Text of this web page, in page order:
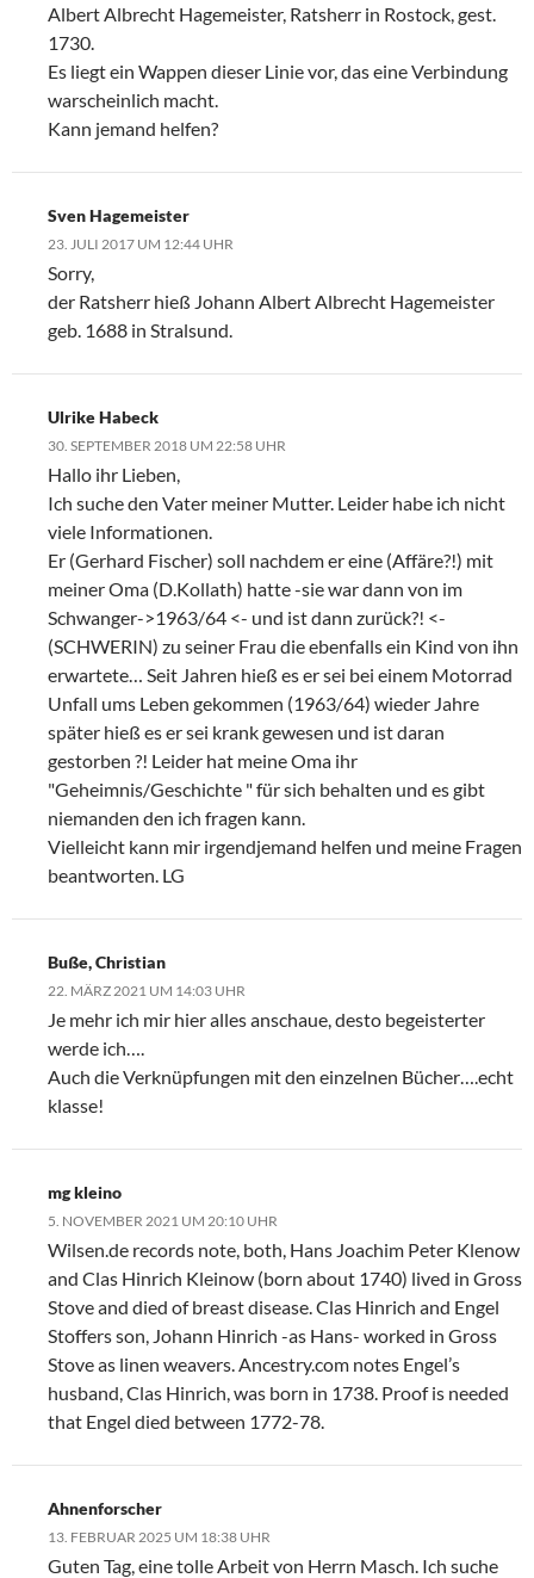
Albert Albrecht Hagemeister, Ratsherr in Rostock, gest.
1730.
Es liegt ein Wappen dieser Linie vor, das eine Verbindung
warscheinlich macht.
Kann jemand helfen?
Sven Hagemeister
23. JULI 2017 UM 12:44 UHR
Sorry,
der Ratsherr hieß Johann Albert Albrecht Hagemeister
geb. 1688 in Stralsund.
Ulrike Habeck
30. SEPTEMBER 2018 UM 22:58 UHR
Hallo ihr Lieben,
Ich suche den Vater meiner Mutter. Leider habe ich nicht
viele Informationen.
Er (Gerhard Fischer) soll nachdem er eine (Affäre?!) mit
meiner Oma (D.Kollath) hatte -sie war dann von im
Schwanger->1963/64 <- und ist dann zurück?! <-
(SCHWERIN) zu seiner Frau die ebenfalls ein Kind von ihn
erwartete… Seit Jahren hieß es er sei bei einem Motorrad
Unfall ums Leben gekommen (1963/64) wieder Jahre
später hieß es er sei krank gewesen und ist daran
gestorben ?! Leider hat meine Oma ihr
"Geheimnis/Geschichte " für sich behalten und es gibt
niemanden den ich fragen kann.
Vielleicht kann mir irgendjemand helfen und meine Fragen
beantworten. LG
Buße, Christian
22. MÄRZ 2021 UM 14:03 UHR
Je mehr ich mir hier alles anschaue, desto begeisterter
werde ich….
Auch die Verknüpfungen mit den einzelnen Bücher….echt
klasse!
mg kleino
5. NOVEMBER 2021 UM 20:10 UHR
Wilsen.de records note, both, Hans Joachim Peter Klenow
and Clas Hinrich Kleinow (born about 1740) lived in Gross
Stove and died of breast disease. Clas Hinrich and Engel
Stoffers son, Johann Hinrich -as Hans- worked in Gross
Stove as linen weavers. Ancestry.com notes Engel’s
husband, Clas Hinrich, was born in 1738. Proof is needed
that Engel died between 1772-78.
Ahnenforscher
13. FEBRUAR 2025 UM 18:38 UHR
Guten Tag, eine tolle Arbeit von Herrn Masch. Ich suche